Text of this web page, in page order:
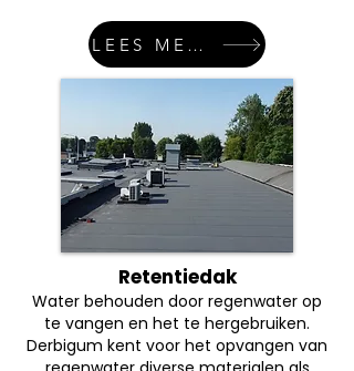
LEES MEER
Retentiedak
Water behouden door regenwater op
te vangen en het te hergebruiken.
Derbigum kent voor het opvangen van